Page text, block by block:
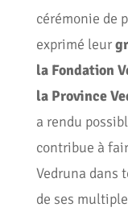
cérémonie de
exprimé leur
la Fondation
la Province
a rendu
contribue à
Vedruna dans
de ses